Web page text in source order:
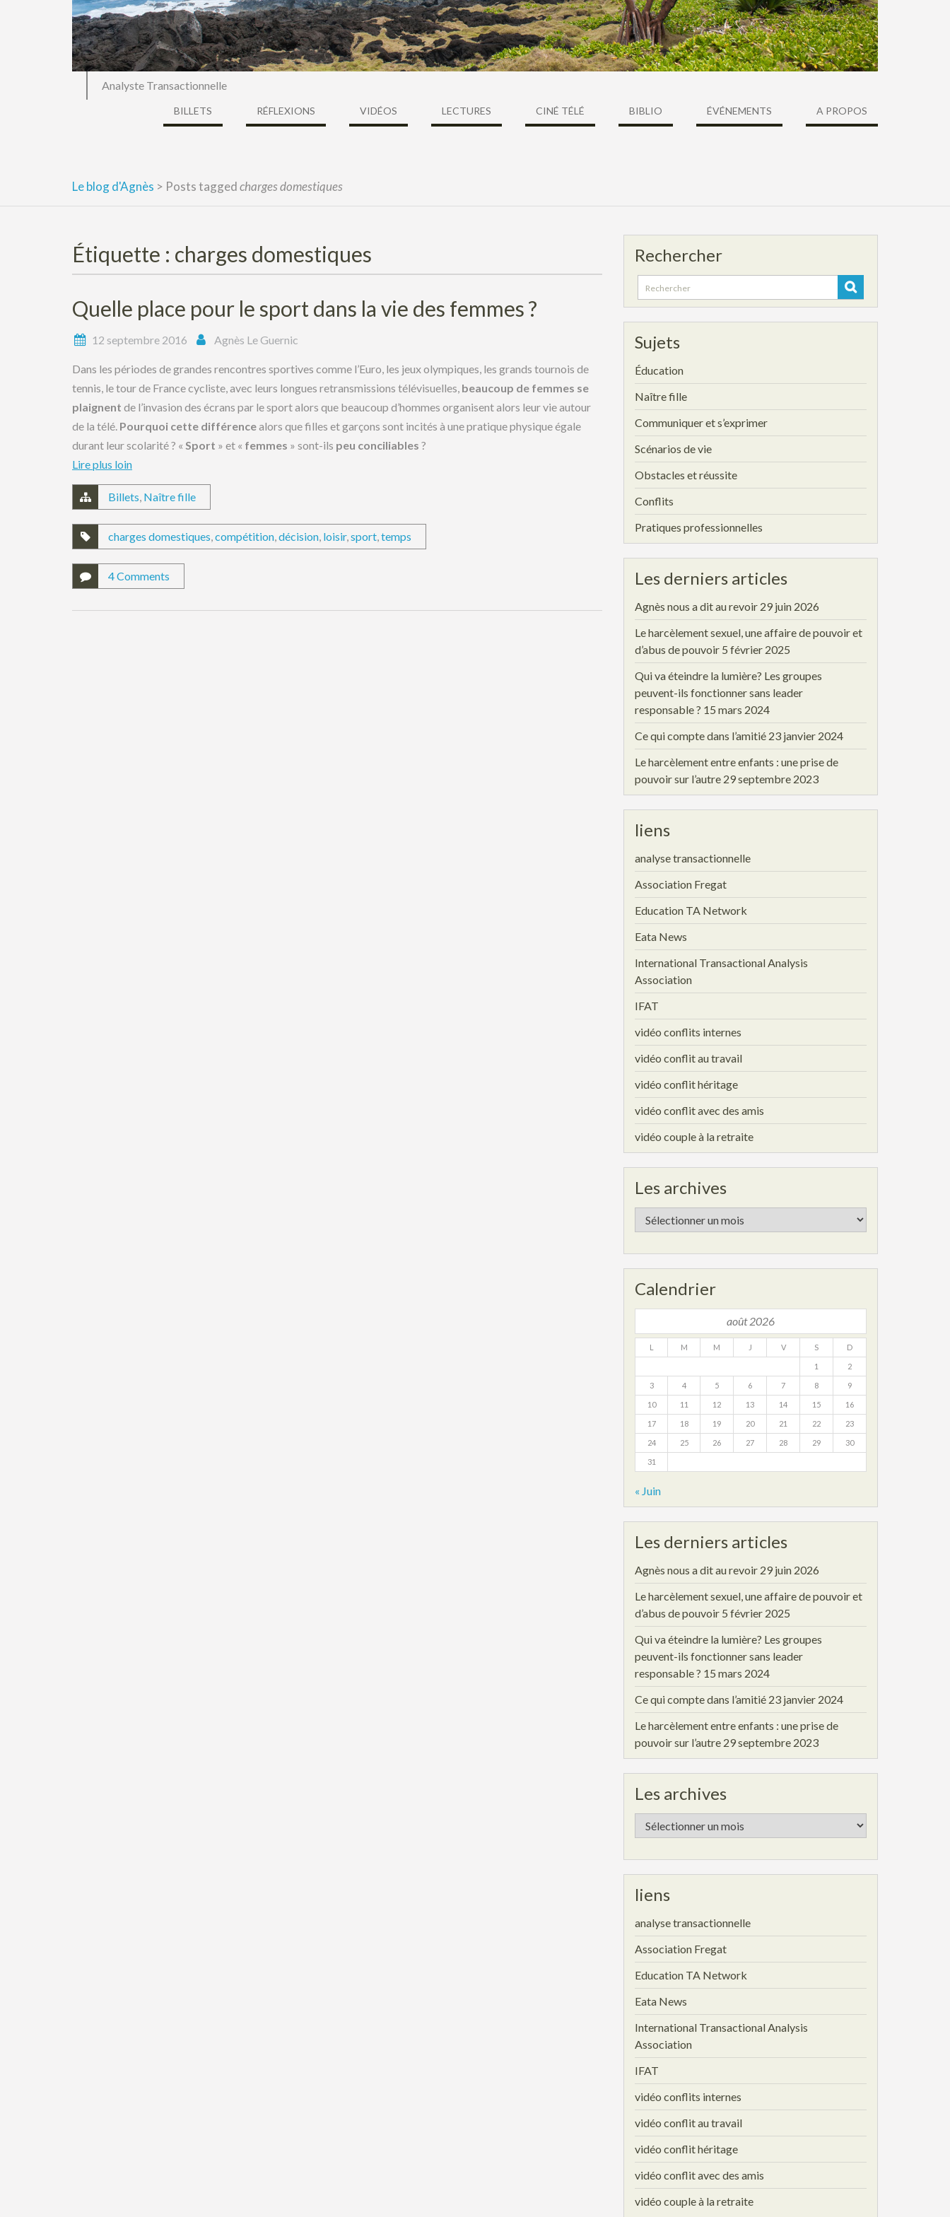
Analyste Transactionnelle
BILLETS RÉFLEXIONS VIDÉOS LECTURES CINÉ TÉLÉ BIBLIO ÉVÉNEMENTS A PROPOS
Le blog d'Agnès > Posts taggedcharges domestiques
Étiquette : charges domestiques
Quelle place pour le sport dans la vie des femmes ?
12 septembre 2016 Agnès Le Guernic
Dans les périodes de grandes rencontres sportives comme l’Euro, les jeux olympiques, les grands tournois de
tennis, le tour de France cycliste, avec leurs longues retransmissions télévisuelles, beaucoup de femmes se
plaignent de l’invasion des écrans par le sport alors que beaucoup d’hommes organisent alors leur vie autour
de la télé. Pourquoi cette différencealors que filles et garçons sont incités à une pratique physique égale
durant leur scolarité ? « Sport » et « femmes » sont-ils peu conciliables ?
Lire plus loin
Billets, Naître fille
charges domestiques,compétition,décision, loisir,sport,temps
4 Comments
Rechercher
Search
for:
Sujets
Éducation
Naître fille
Communiquer et s’exprimer
Scénarios de vie
Obstacles et réussite
Conflits
Pratiques professionnelles
Les derniers articles
Agnès nous a dit au revoir 29 juin 2026
Le harcèlement sexuel, une affaire de pouvoir et
d’abus de pouvoir 5 février 2025
Qui va éteindre la lumière? Les groupes
peuvent-ils fonctionner sans leader
responsable ? 15 mars 2024
Ce qui compte dans l’amitié 23 janvier 2024
Le harcèlement entre enfants : une prise de
pouvoir sur l’autre 29 septembre 2023
liens
analyse transactionnelle
Association Fregat
Education TA Network
Eata News
International Transactional Analysis
Association
IFAT
vidéo conflits internes
vidéo conflit au travail
vidéo conflit héritage
vidéo conflit avec des amis
vidéo couple à la retraite
Les archives
Les
archives
Calendrier
août 2026
L M M J V S D
1 2
3 4 5 6 7 8 9
10 11 12 13 14 15 16
17 18 19 20 21 22 23
24 25 26 27 28 29 30
31
« Juin
Les derniers articles
Agnès nous a dit au revoir 29 juin 2026
Le harcèlement sexuel, une affaire de pouvoir et
d’abus de pouvoir 5 février 2025
Qui va éteindre la lumière? Les groupes
peuvent-ils fonctionner sans leader
responsable ? 15 mars 2024
Ce qui compte dans l’amitié 23 janvier 2024
Le harcèlement entre enfants : une prise de
pouvoir sur l’autre 29 septembre 2023
Les archives
Les
archives
liens
analyse transactionnelle
Association Fregat
Education TA Network
Eata News
International Transactional Analysis
Association
IFAT
vidéo conflits internes
vidéo conflit au travail
vidéo conflit héritage
vidéo conflit avec des amis
vidéo couple à la retraite